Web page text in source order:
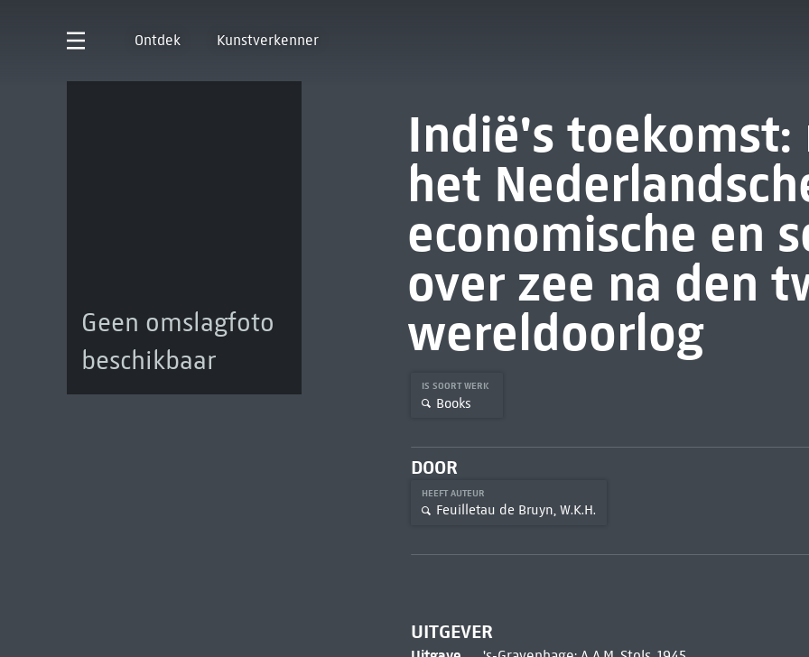
Ontdek Kunstverkenner
Geen omslagfoto
beschikbaar
Indië's
het
economische en
over zee na den
wereldoorlog
IS SOORT WERK
Books
DOOR
HEEFT AUTEUR
Feuilletau de Bruyn, W.K.H.
UITGEVER